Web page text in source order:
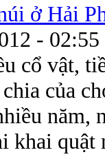
ở Hải
- 02:55
cổ vật,
của
năm,
khai